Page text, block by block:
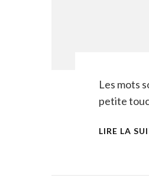
Les mots
petite
LIRE LA